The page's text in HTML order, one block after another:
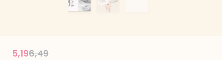
Price reduced from
6,49to
5,19